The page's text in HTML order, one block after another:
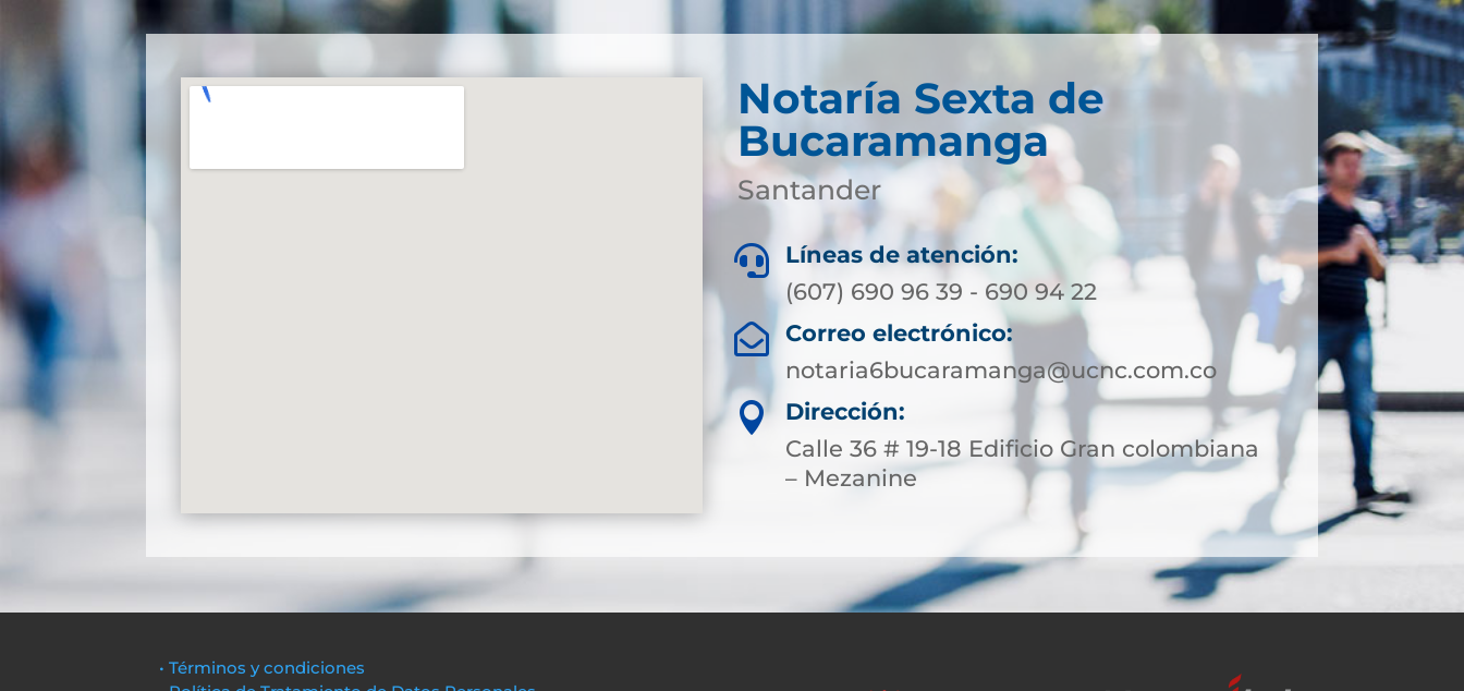
Notaría Sexta de
Bucaramanga
Santander

Líneas de atención:
(607) 690 96 39 - 690 94 22

Correo electrónico:
notaria6bucaramanga@ucnc.com.co

Dirección:
Calle 36 # 19-18 Edificio Gran colombiana
– Mezanine
• Términos y condiciones